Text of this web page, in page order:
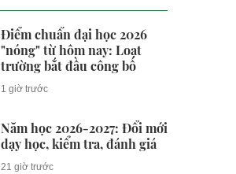
Điểm chuẩn đại học 2026
"nóng" từ hôm nay: Loạt
trường bắt đầu công bố
1 giờ trước
Năm học 2026-2027: Đổi mới
dạy học, kiểm tra, đánh giá
21 giờ trước